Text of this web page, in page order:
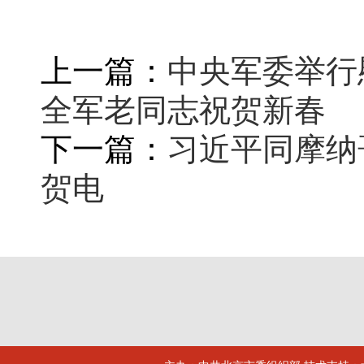
上一篇： 中央军委举
全军老同志祝贺新春
下一篇： 习近平同摩
贺电